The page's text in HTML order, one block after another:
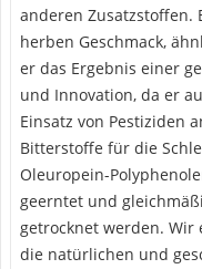
anderen
herben Geschmack,
er das Ergebnis einer
und Innovation, da er
Einsatz von Pestiziden
Bitterstoffe für die
Oleuropein-
geerntet und
getrocknet werden. Wir
die natürlichen und